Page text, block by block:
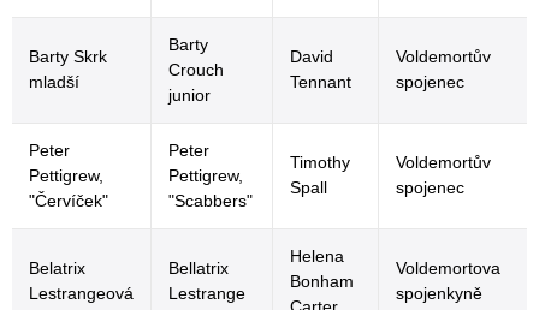
Barty Skrk
mladší
Barty
Crouch
junior
David
Tennant
Voldemortův
spojenec
Peter
Pettigrew,
"Červíček"
Peter
Pettigrew,
"Scabbers"
Timothy
Spall
Voldemortův
spojenec
Belatrix
Lestrangeová
Bellatrix
Lestrange
Helena
Bonham
Voldemortova
spojenkyně